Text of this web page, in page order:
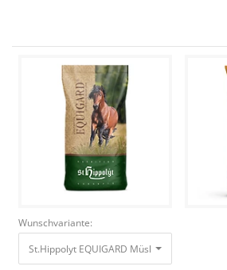
Wunschvariante:
St.Hippolyt EQUIGARD Müsli 20kg